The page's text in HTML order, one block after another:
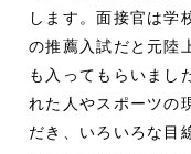
します。面接官は学
の推薦入試だと元陸
も入ってもらいまし
れた人やスポーツの
だき、いろいろな目